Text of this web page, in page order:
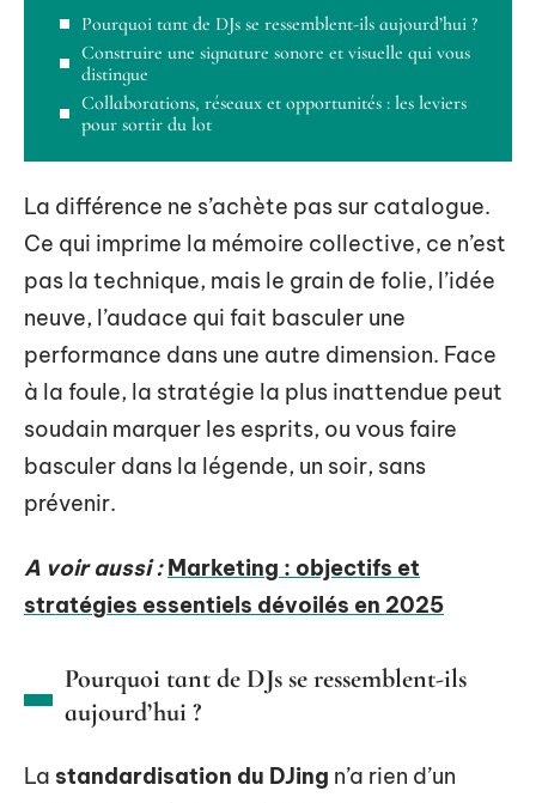
Pourquoi tant de DJs se ressemblent-ils aujourd’hui ?
Construire une signature sonore et visuelle qui vous
distingue
Collaborations, réseaux et opportunités : les leviers
pour sortir du lot
La différence ne s’achète pas sur catalogue.
Ce qui imprime la mémoire collective, ce n’est
pas la technique, mais le grain de folie, l’idée
neuve, l’audace qui fait basculer une
performance dans une autre dimension. Face
à la foule, la stratégie la plus inattendue peut
soudain marquer les esprits, ou vous faire
basculer dans la légende, un soir, sans
prévenir.
A voir aussi : Marketing : objectifs et
stratégies essentiels dévoilés en 2025
Pourquoi tant de DJs se ressemblent-ils
aujourd’hui ?
La standardisation du DJing n’a rien d’un